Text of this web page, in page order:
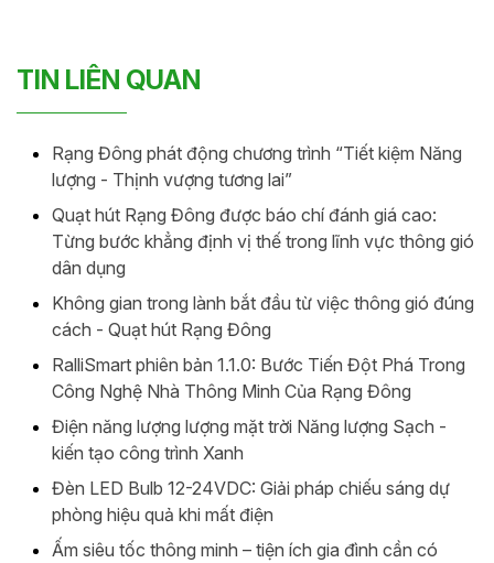
TIN LIÊN QUAN
Rạng Đông phát động chương trình “Tiết kiệm Năng
lượng - Thịnh vượng tương lai”
Quạt hút Rạng Đông được báo chí đánh giá cao:
Từng bước khẳng định vị thế trong lĩnh vực thông gió
dân dụng
Không gian trong lành bắt đầu từ việc thông gió đúng
cách - Quạt hút Rạng Đông
RalliSmart phiên bản 1.1.0: Bước Tiến Đột Phá Trong
Công Nghệ Nhà Thông Minh Của Rạng Đông
Điện năng lượng lượng mặt trời Năng lượng Sạch -
kiến tạo công trình Xanh
Đèn LED Bulb 12-24VDC: Giải pháp chiếu sáng dự
phòng hiệu quả khi mất điện
Ấm siêu tốc thông minh – tiện ích gia đình cần có